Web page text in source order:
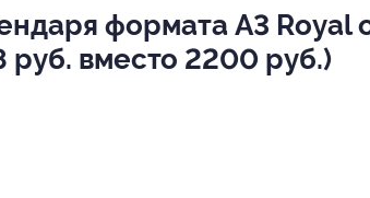
формата А3 Royal
руб. вместо 2200 руб.)